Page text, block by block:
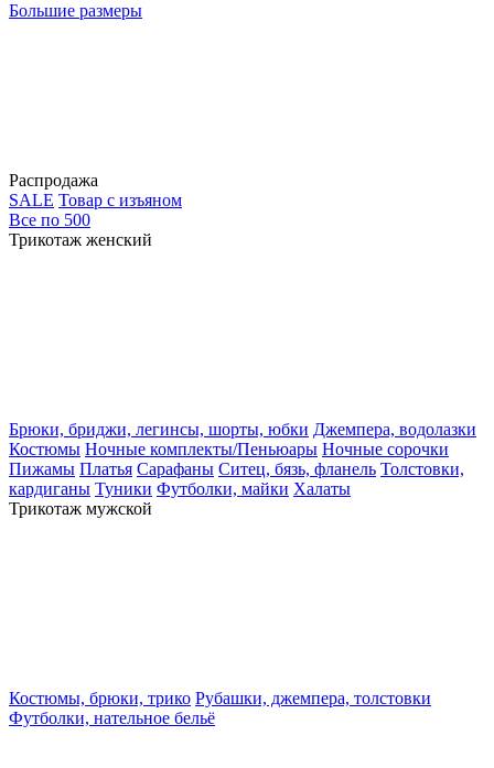
Большие размеры
Распродажа
SALE Товар с изъяном
Все по 500
Трикотаж женский
Брюки, бриджи, легинсы, шорты, юбки Джемпера, водолазки
Костюмы Ночные комплекты/Пеньюары Ночные сорочки
Пижамы Платья Сарафаны Ситец, бязь, фланель Толстовки,
кардиганы Туники Футболки, майки Халаты
Трикотаж мужской
Костюмы, брюки, трико Рубашки, джемпера, толстовки
Футболки, нательное бельё